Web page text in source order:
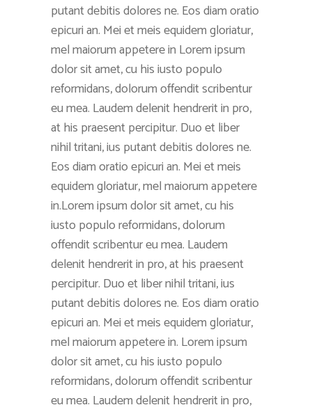
putant debitis dolores ne. Eos diam oratio
epicuri an. Mei et meis equidem gloriatur,
mel maiorum appetere in Lorem ipsum
dolor sit amet, cu his iusto populo
reformidans, dolorum offendit scribentur
eu mea. Laudem delenit hendrerit in pro,
at his praesent percipitur. Duo et liber
nihil tritani, ius putant debitis dolores ne.
Eos diam oratio epicuri an. Mei et meis
equidem gloriatur, mel maiorum appetere
in.Lorem ipsum dolor sit amet, cu his
iusto populo reformidans, dolorum
offendit scribentur eu mea. Laudem
delenit hendrerit in pro, at his praesent
percipitur. Duo et liber nihil tritani, ius
putant debitis dolores ne. Eos diam oratio
epicuri an. Mei et meis equidem gloriatur,
mel maiorum appetere in. Lorem ipsum
dolor sit amet, cu his iusto populo
reformidans, dolorum offendit scribentur
eu mea. Laudem delenit hendrerit in pro,